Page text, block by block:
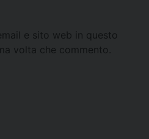
e sito web in questo
volta che commento.